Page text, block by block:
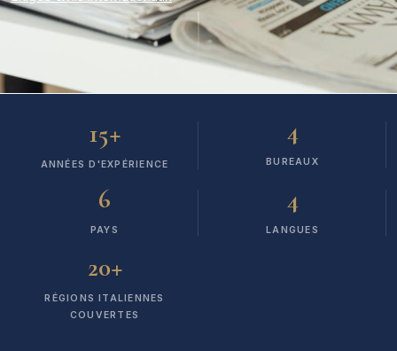
15+
ANNÉES D'EXPÉRIENCE
4
BUREAUX
6
PAYS
4
LANGUES
20+
RÉGIONS ITALIENNES
COUVERTES